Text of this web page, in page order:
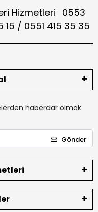
Hizmetleri
0553
15 / 0551 415 35 35
haberdar olmak
Gönder